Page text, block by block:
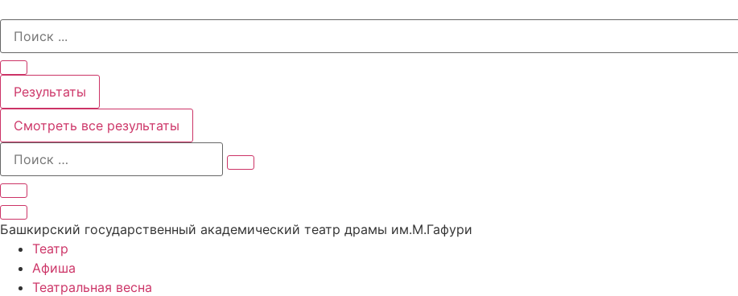
содержимому
Search
Результаты
Смотреть все результаты
Башкирский государственный академический театр драмы им.М.Гафури
Театр
Афиша
Театральная весна